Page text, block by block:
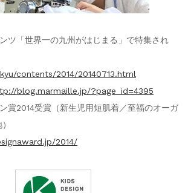
ツ「世界一の九州がはじまる」で特集され
contents/2014/20140713.html
blog.marmaille.jp/?page_id=4395
賞2014受賞（新生児用短肌着／至福のオーガ
2014/